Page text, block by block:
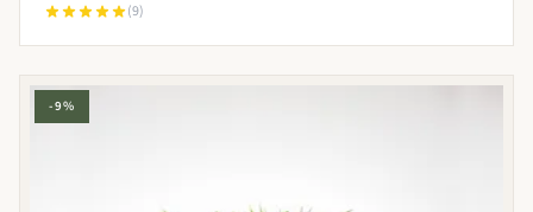
(9)
-9%